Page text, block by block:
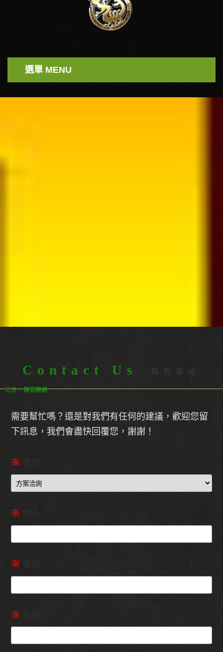
選單 MENU
Contact Us
首頁>與我聯絡
需要幫忙嗎？還是對我們有任何的建議，歡迎您留
下訊息，我們會盡快回覆您，謝謝！
※
※
※
※